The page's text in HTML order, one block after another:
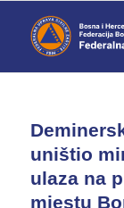
uništio
ulaza na
mjestu